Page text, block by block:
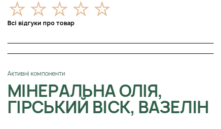
Всі відгуки про товар
Активні компоненти
МІНЕРАЛЬНА ОЛІЯ,
ГІРСЬКИЙ ВІСК, ВАЗЕЛІН